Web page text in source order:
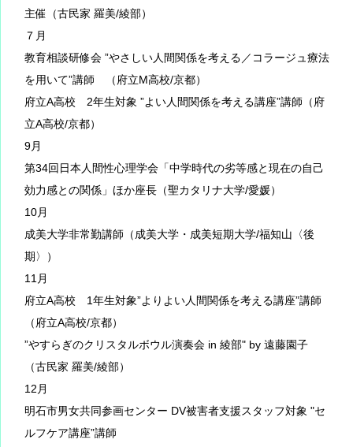
主催（古民家 羅美/綾部）
７月
教育相談研修会 ”やさしい人間関係を考える／コラージュ療法
を用いて”講師 （府立M高校/京都）
府立A高校 2年生対象 ”よい人間関係を考える講座”講師（府
立A高校/京都）
9月
第34回日本人間性心理学会「中学時代の劣等感と現在の自己
効力感との関係」ほか座長（聖カタリナ大学/愛媛）
10月
成美大学非常勤講師（成美大学・成美短期大学/福知山〈後
期〉）
11月
府立A高校 1年生対象”よりよい人間関係を考える講座”講師
（府立A高校/京都）
”やすらぎのクリスタルボウル演奏会 in 綾部" by 遠藤園子
（古民家 羅美/綾部）
12月
明石市男女共同参画センター DV被害者支援スタッフ対象 "セ
ルフケア講座”講師